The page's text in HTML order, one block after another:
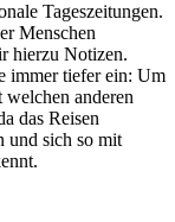
Tageszeitungen.
Menschen
hierzu Notizen.
immer tiefer ein: Um
anderen
das Reisen
und sich so mit